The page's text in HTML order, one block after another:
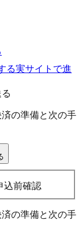
る実サイトで進
の準備と次の手
込前確認
の準備と次の手